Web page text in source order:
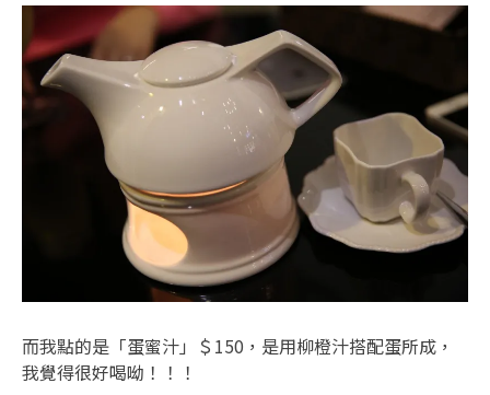
而我點的是「蛋蜜汁」＄150，是用柳橙汁搭配蛋所成，
我覺得很好喝呦！！！